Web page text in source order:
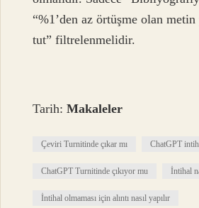
“%1’den az örtüşme olan metin
tut” filtrelenmelidir.
Tarih:Makaleler
Çeviri Turnitinde çıkar mı ChatGPT
ChatGPT Turnitinde çıkıyor mu İntihal
İntihal olmaması için alıntı nasıl yapılır